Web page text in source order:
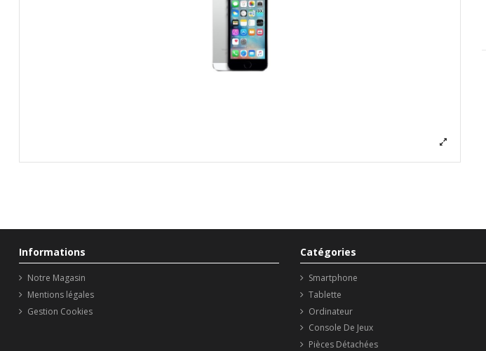
Informations
Notre Magasin
Mentions légales
Gestion Cookies
Catégories
Smartphone
Tablette
Ordinateur
Console De Jeux
Pièces Détachées